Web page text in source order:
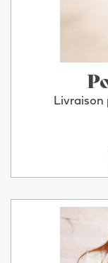
Livraison